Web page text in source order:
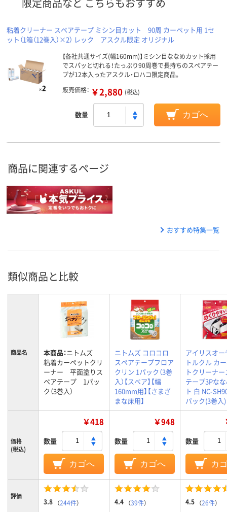
粘着クリーナー スペアテープ ミシン目カット 90周 カーペット用 1セ
ット（1箱（12巻入）×2） レック アスクル限定 オリジナル
【各社共通サイズ(幅160mm)】ミシン目ななめカット採用
でスパッと切れる！たっぷり90周巻で長持ちのスペアテー
プが12本入ったアスクル・ロハコ限定商品。
販売価格： ￥2,880 (税込)
数量 カゴへ
商品に関連するページ
おすすめ特集一覧
類似商品と比較
商品名 本商品：ニトムズ
粘着カーペットクリ
ーナー 平面塗りス
ペアテープ 1パッ
ク（3巻入）
ニトムズ コロコロ
スペアテープフロア
クリン 1パック（3巻
入）【スペア】【幅
160mm用】【さまざ
まな床用】
アイリスオー
トルクル カ
トクリーナ
テープ3Pな
ト 白 NC-
パック(3巻入)
価格
(税込)
￥418
数量
カゴへ
￥948
数量
カゴへ
数量
カ
評価
3.8 （244件） 4.4 （39件） 4.5 （26件）